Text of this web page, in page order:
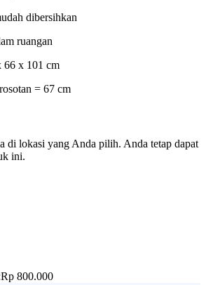
dibersihkan
ruangan
66 x 101 cm
= 67 cm
di lokasi yang Anda pilih. Anda tetap dapat
ini.
Rp 800.000